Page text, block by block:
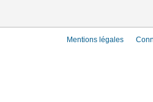
Mentions légales